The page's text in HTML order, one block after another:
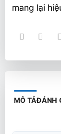
mang lại
MÔ TẢĐÁNH